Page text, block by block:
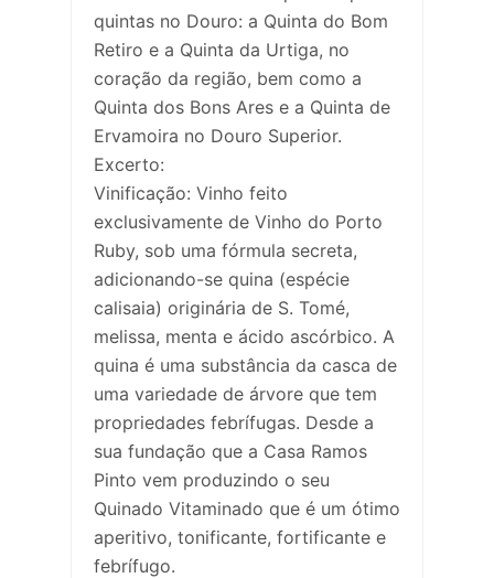
quintas no Douro: a Quinta do Bom
Retiro e a Quinta da Urtiga, no
coração da região, bem como a
Quinta dos Bons Ares e a Quinta de
Ervamoira no Douro Superior.
Excerto:
Vinificação: Vinho feito
exclusivamente de Vinho do Porto
Ruby, sob uma fórmula secreta,
adicionando-se quina (espécie
calisaia) originária de S. Tomé,
melissa, menta e ácido ascórbico. A
quina é uma substância da casca de
uma variedade de árvore que tem
propriedades febrífugas. Desde a
sua fundação que a Casa Ramos
Pinto vem produzindo o seu
Quinado Vitaminado que é um ótimo
aperitivo, tonificante, fortificante e
febrífugo.